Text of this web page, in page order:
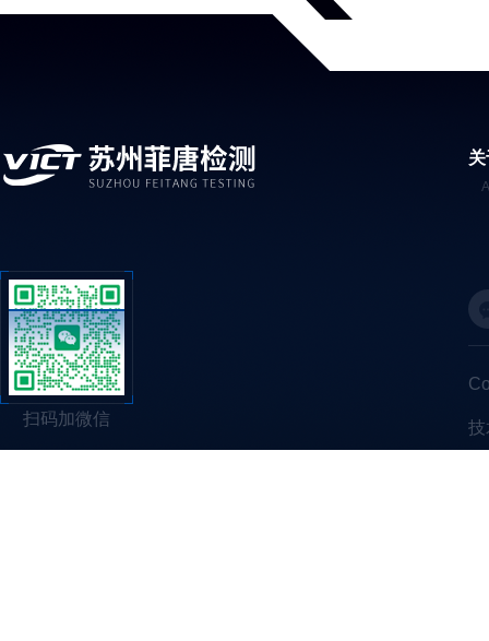
扫码加微信 技